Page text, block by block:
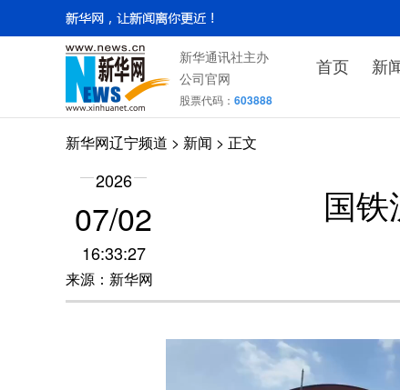
新华通讯社主办
公司官网
股票代码： 603888
首页 新
新华网辽宁频道 > 新闻 > 正文
2026
07/02
16:33:27
来源：新华网
国